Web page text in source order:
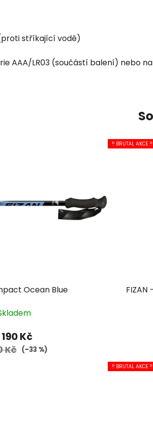
stříkající vodě)
AAA/LR03 (součástí balení) nebo
Ocean Blue
190 Kč
Kč (–33 %)
!! BRUTAL AKCE !!
!! BRUTAL AKCE !!